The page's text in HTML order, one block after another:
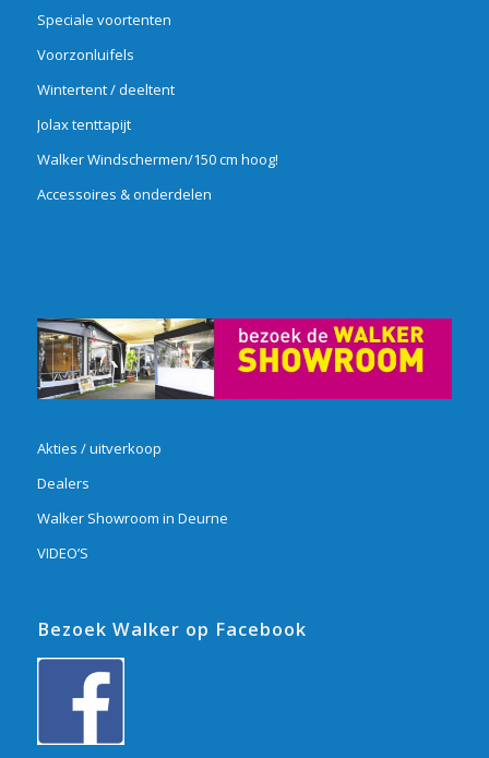
Speciale voortenten
Voorzonluifels
Wintertent / deeltent
Jolax tenttapijt
Walker Windschermen/150 cm hoog!
Accessoires & onderdelen
Akties / uitverkoop
Dealers
Walker Showroom in Deurne
VIDEO’S
Bezoek Walker op Facebook